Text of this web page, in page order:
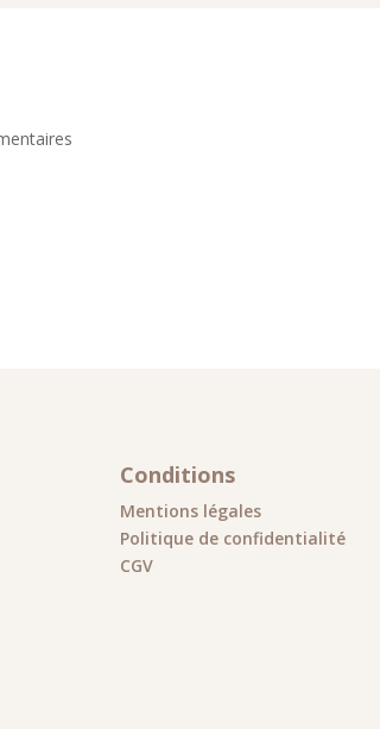
Conditions
Mentions légales
Politique de confidentialité
CGV